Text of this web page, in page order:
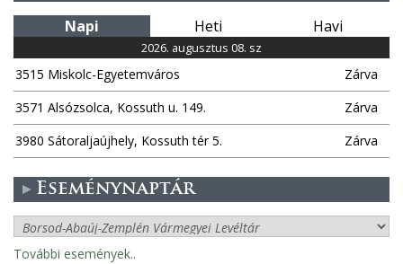
Napi Heti Havi
2026. augusztus 08. sz
3515 Miskolc-Egyetemváros
Zárva
3571 Alsózsolca, Kossuth u. 149.
Zárva
3980 Sátoraljaújhely, Kossuth tér 5.
Zárva
Eseménynaptár
További események..